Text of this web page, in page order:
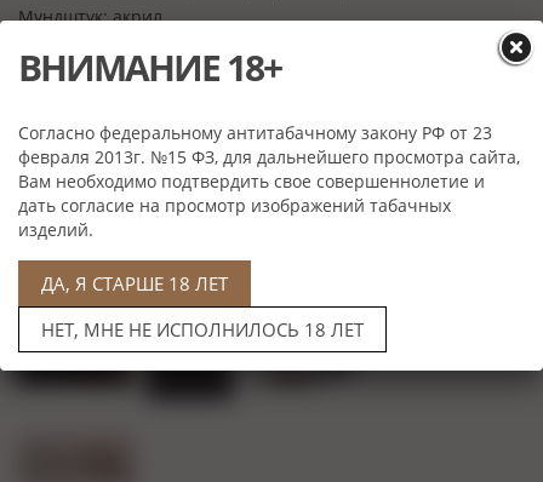
Мундштук: акрил
Глубина:
45 мм.
Диаметр табачной камеры: 20 мм.
ВНИМАНИЕ 18+
Согласно федеральному антитабачному закону РФ от 23
февраля 2013г. №15 ФЗ, для дальнейшего просмотра сайта,
Вам необходимо подтвердить свое совершеннолетие и
дать согласие на просмотр изображений табачных
изделий.
ДА, Я СТАРШЕ 18 ЛЕТ
НЕТ, МНЕ НЕ ИСПОЛНИЛОСЬ 18 ЛЕТ